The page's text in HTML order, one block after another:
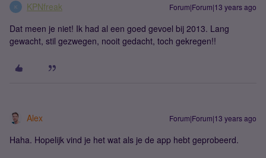
K KPNfreak Forum|Forum|13 years ago
Dat meen je niet! Ik had al een goed gevoel bij 2013. Lang
gewacht, stil gezwegen, nooit gedacht, toch gekregen!!
Alex Forum|Forum|13 years ago
Haha. Hopelijk vind je het wat als je de app hebt geprobeerd.